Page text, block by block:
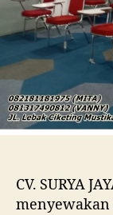
CV. SURYA
menyewakan